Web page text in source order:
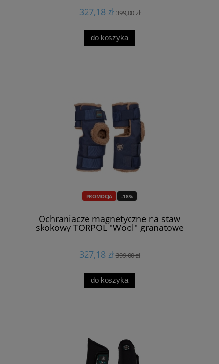
327,18 zł399,00 zł
do koszyka
PROMOCJA -18%
Ochraniacze magnetyczne na staw
skokowy TORPOL "Wool" granatowe
327,18 zł399,00 zł
do koszyka